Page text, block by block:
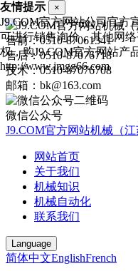
售前：0510-87061341
售后：0510-87076718
技术：0510-87076708
邮箱：bk@163.com
微信公众号
J9.COM官方网站机械（
网站首页
关于我们
机械知识
机械自动化
联系我们
Language
简体中文EnglishFrench
友情提示 ×
J9.COM官方网站公司官方
可进行销售询价，其他网
权，购J9.COM官方网站产
http://www.jmgg66.com